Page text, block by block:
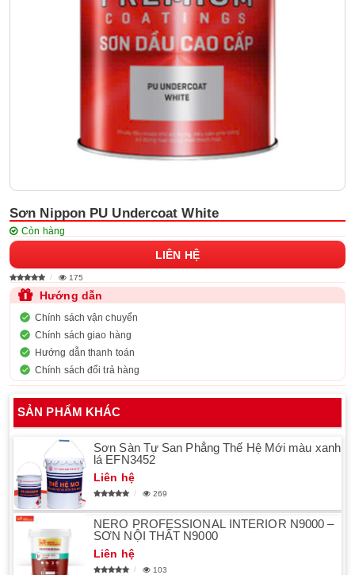
Sơn Nippon PU Undercoat White
Còn hàng
LIÊN HỆ
175
Hướng dẫn
Chính sách vận chuyển
Chính sách giao hàng
Hướng dẫn thanh toán
Chính sách đổi trả hàng
SẢN PHẨM KHÁC
Sơn Sàn Tự San Phẳng Thế Hệ Mới màu xanh
lá EFN3452
Liên hệ
269
NERO PROFESSIONAL INTERIOR N9000 –
SƠN NỘI THẤT N9000
Liên hệ
103